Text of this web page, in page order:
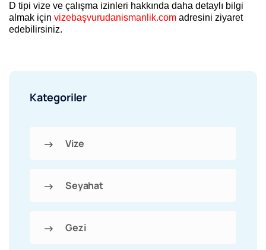
D tipi vize ve çalışma izinleri hakkında daha detaylı bilgi
almak için vizebaşvurudanismanlik.com adresini ziyaret
edebilirsiniz.
Kategoriler
Vize
Seyahat
Gezi